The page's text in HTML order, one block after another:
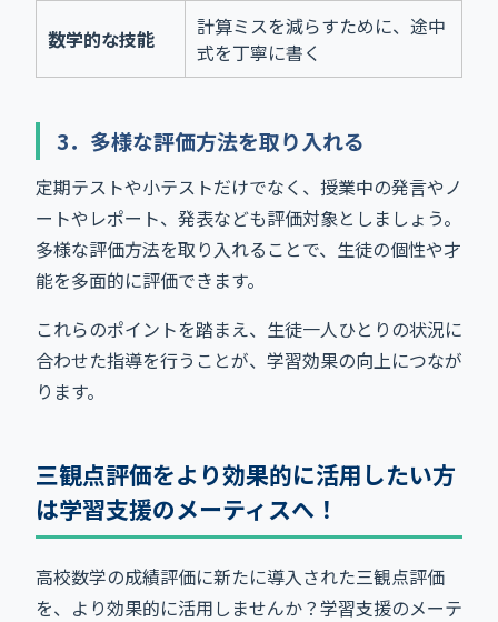
数学的な技能
計算ミスを減らすために、途中
式を丁寧に書く
3．多様な評価方法を取り入れる
定期テストや小テストだけでなく、授業中の発言やノ
ートやレポート、発表なども評価対象としましょう。
多様な評価方法を取り入れることで、生徒の個性や才
能を多面的に評価できます。
これらのポイントを踏まえ、生徒一人ひとりの状況に
合わせた指導を行うことが、学習効果の向上につなが
ります。
三観点評価をより効果的に活用したい方
は学習支援のメーティスへ！
高校数学の成績評価に新たに導入された三観点評価
を、より効果的に活用しませんか？学習支援のメーテ